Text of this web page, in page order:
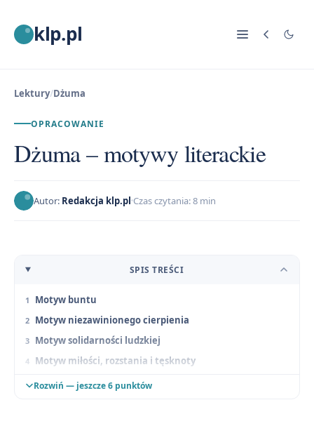
klp.pl
Lektury/Dżuma
OPRACOWANIE
Dżuma – motywy literackie
Autor: Redakcja klp.pl Czas czytania: 8 min
SPIS TREŚCI
Motyw buntu
Motyw niezawinionego cierpienia
Motyw solidarności ludzkiej
Motyw miłości, rozstania i tęsknoty
Motyw przyjaźni
Rozwiń — jeszcze 6 punktów